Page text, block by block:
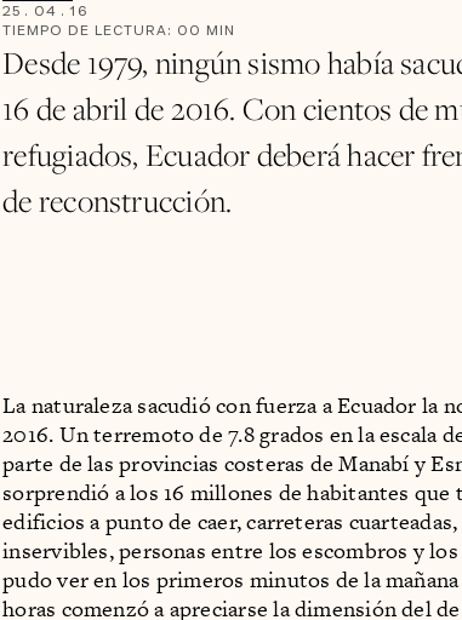
25 . 04 . 16
TIEMPO DE LECTURA: 00 MIN
Desde 1979, ningún sismo había
16 de abril de 2016. Con cientos de
refugiados, Ecuador deberá hacer
de reconstrucción.
La naturaleza sacudió con fuerza a Ecuador la
2016. Un terremoto de 7.8 grados en la escala
parte de las provincias costeras de Manabí y
sorprendió a los 16 millones de habitantes que
edificios a punto de caer, carreteras
inservibles, personas entre los escombros y
pudo ver en los primeros minutos de la
horas comenzó a apreciarse la dimensión del